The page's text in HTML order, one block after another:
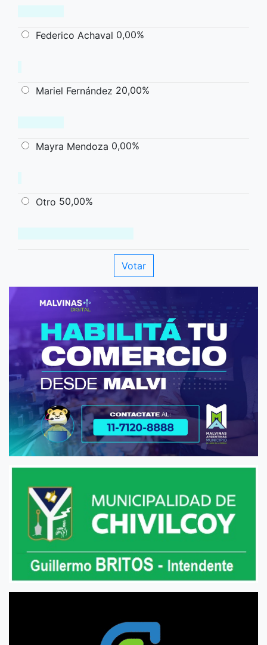
Federico Achaval 0,00%
Mariel Fernández 20,00%
Mayra Mendoza 0,00%
Otro 50,00%